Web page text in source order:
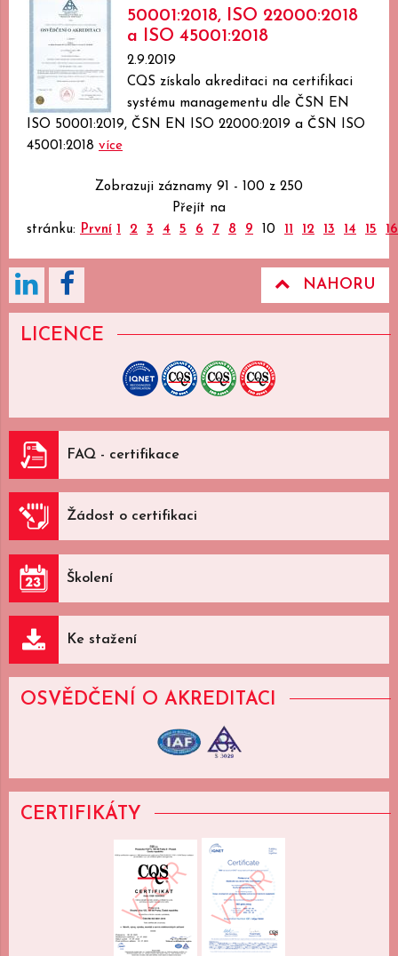
50001:2018, ISO 22000:2018
a ISO 45001:2018
2.9.2019
CQS získalo akreditaci na certifikaci
systému managementu dle ČSN EN
ISO 50001:2019, ČSN EN ISO 22000:2019 a ČSN ISO
45001:2018 více
Zobrazuji záznamy 91 - 100 z 250
Přejít na
stránku: První 1 2 3 4 5 6 7 8 9 10 11 12 13 14 15 16
NAHORU
LICENCE
FAQ - certifikace
Žádost o certifikaci
Školení
Ke stažení
OSVĚDČENÍ O AKREDITACI
CERTIFIKÁTY